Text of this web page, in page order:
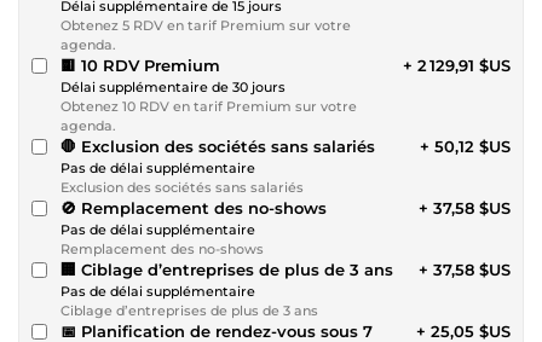
Délai supplémentaire de 15 jours
Obtenez 5 RDV en tarif Premium sur votre
agenda.
🟨 10 RDV Premium
Délai supplémentaire de 30 jours
Obtenez 10 RDV en tarif Premium sur votre
agenda.
+ 2 129,91 $US
🛑 Exclusion des sociétés sans salariés
Pas de délai supplémentaire
Exclusion des sociétés sans salariés
+ 50,12 $US
🚫 Remplacement des no-shows
Pas de délai supplémentaire
Remplacement des no-shows
+ 37,58 $US
🏢 Ciblage d’entreprises de plus de 3 ans
Pas de délai supplémentaire
Ciblage d’entreprises de plus de 3 ans
+ 37,58 $US
📅 Planification de rendez-vous sous 7
+ 25,05 $US